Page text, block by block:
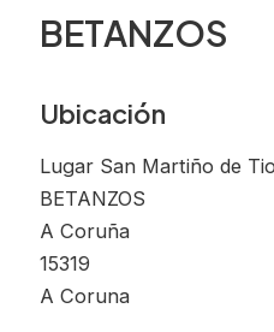
BETANZOS
Ubicación
Lugar San Martiño de
BETANZOS
A Coruña
15319
A Coruna